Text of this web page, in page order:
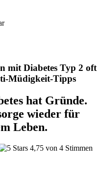
mit Diabetes Typ 2 oft
Müdigkeit-Tipps
hat Gründe.
wieder für
Leben.
4,75 von 4 Stimmen